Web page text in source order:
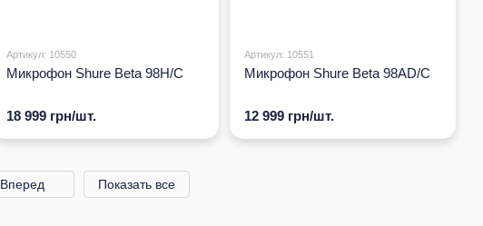
Артикул: 10550
Микрофон Shure Beta 98H/C
18 999 грн/шт.
Артикул: 10551
Микрофон Shure Beta 98AD/C
12 999 грн/шт.
Вперед Показать все